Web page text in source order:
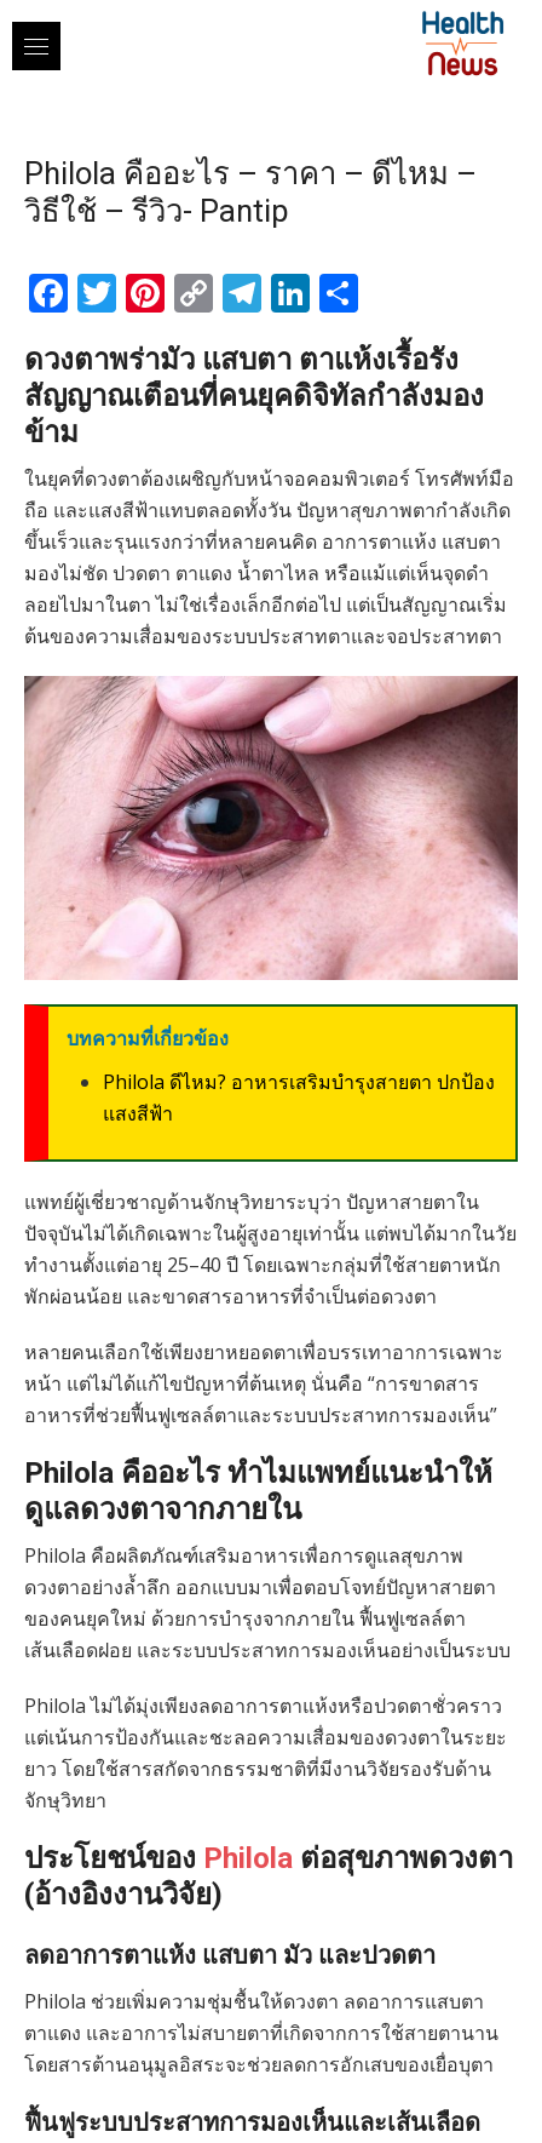
content
Philola คืออะไร – ราคา – ดีไหม –
วิธีใช้ – รีวิว- Pantip
Facebook
Twitter
Pinterest
CopyTelegram
LinkedIn
ดวงตาพร่ามัว แสบตา ตาแห้งเรื้อรัง
สัญญาณเตือนที่คนยุคดิจิทัลกำลังมอง
ข้าม
ในยุคที่ดวงตาต้องเผชิญกับหน้าจอคอมพิวเตอร์ โทรศัพท์มือ
ถือ และแสงสีฟ้าแทบตลอดทั้งวัน ปัญหาสุขภาพตากำลังเกิด
ขึ้นเร็วและรุนแรงกว่าที่หลายคนคิด อาการตาแห้ง แสบตา
มองไม่ชัด ปวดตา ตาแดง น้ำตาไหล หรือแม้แต่เห็นจุดดำ
ลอยไปมาในตา ไม่ใช่เรื่องเล็กอีกต่อไป แต่เป็นสัญญาณเริ่ม
ต้นของความเสื่อมของระบบประสาทตาและจอประสาทตา
บทความที่เกี่ยวข้อง
Philola ดีไหม? อาหารเสริมบำรุงสายตา ปกป้อง
แสงสีฟ้า
แพทย์ผู้เชี่ยวชาญด้านจักษุวิทยาระบุว่า ปัญหาสายตาใน
ปัจจุบันไม่ได้เกิดเฉพาะในผู้สูงอายุเท่านั้น แต่พบได้มากในวัย
ทำงานตั้งแต่อายุ 25–40 ปี โดยเฉพาะกลุ่มที่ใช้สายตาหนัก
พักผ่อนน้อย และขาดสารอาหารที่จำเป็นต่อดวงตา
หลายคนเลือกใช้เพียงยาหยอดตาเพื่อบรรเทาอาการเฉพาะ
หน้า แต่ไม่ได้แก้ไขปัญหาที่ต้นเหตุ นั่นคือ “การขาดสาร
อาหารที่ช่วยฟื้นฟูเซลล์ตาและระบบประสาทการมองเห็น”
Philola คืออะไร ทำไมแพทย์แนะนำให้
ดูแลดวงตาจากภายใน
Philola คือผลิตภัณฑ์เสริมอาหารเพื่อการดูแลสุขภาพ
ดวงตาอย่างล้ำลึก ออกแบบมาเพื่อตอบโจทย์ปัญหาสายตา
ของคนยุคใหม่ ด้วยการบำรุงจากภายใน ฟื้นฟูเซลล์ตา
เส้นเลือดฝอย และระบบประสาทการมองเห็นอย่างเป็นระบบ
Philola ไม่ได้มุ่งเพียงลดอาการตาแห้งหรือปวดตาชั่วคราว
แต่เน้นการป้องกันและชะลอความเสื่อมของดวงตาในระยะ
ยาว โดยใช้สารสกัดจากธรรมชาติที่มีงานวิจัยรองรับด้าน
จักษุวิทยา
ประโยชน์ของ Philola ต่อสุขภาพดวงตา
(อ้างอิงงานวิจัย)
ลดอาการตาแห้ง แสบตา มัว และปวดตา
Philola ช่วยเพิ่มความชุ่มชื้นให้ดวงตา ลดอาการแสบตา
ตาแดง และอาการไม่สบายตาที่เกิดจากการใช้สายตานาน
โดยสารต้านอนุมูลอิสระจะช่วยลดการอักเสบของเยื่อบุตา
ฟื้นฟูระบบประสาทการมองเห็นและเส้นเลือด